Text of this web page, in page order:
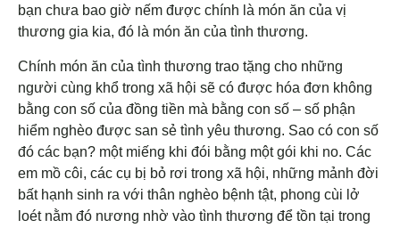
bạn chưa bao giờ nếm được chính là món ăn của vị
thương gia kia, đó là món ăn của tình thương.
Chính món ăn của tình thương trao tặng cho những
người cùng khổ trong xã hội sẽ có được hóa đơn không
bằng con số của đồng tiền mà bằng con số – số phận
hiểm nghèo được san sẻ tình yêu thương. Sao có con số
đó các bạn? một miếng khi đói bằng một gói khi no. Các
em mồ côi, các cụ bị bỏ rơi trong xã hội, những mảnh đời
bất hạnh sinh ra với thân nghèo bệnh tật, phong cùi lở
loét nằm đó nương nhờ vào tình thương để tồn tại trong